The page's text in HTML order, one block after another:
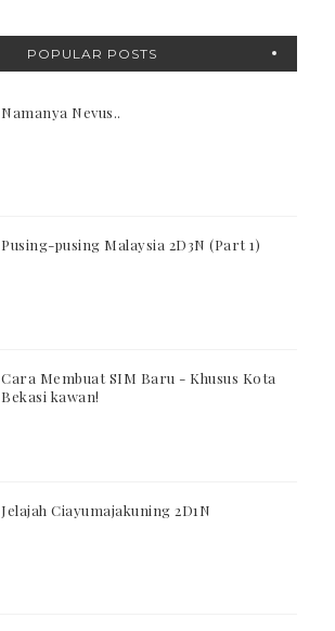
POPULAR POSTS
Namanya Nevus..
Pusing-pusing Malaysia 2D3N (Part 1)
Cara Membuat SIM Baru - Khusus Kota
Bekasi kawan!
Jelajah Ciayumajakuning 2D1N